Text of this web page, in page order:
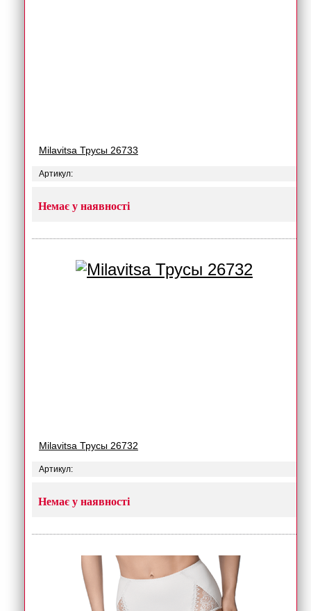
Milavitsa Трусы 26733
Артикул:
Немає у наявності
Milavitsa Трусы 26732
Артикул:
Немає у наявності